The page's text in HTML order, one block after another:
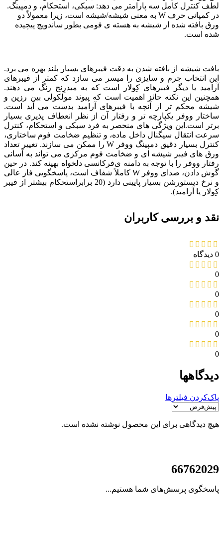
لطف كنترل كامل سه پارامتر مى دهد: سبكى، استحكام، و دمپينگ.
در كمپانى حرف W به معنى شيشه/شيشه است، زيرا معمولاً دو
ورق بافته شده از شيشه به هسته ى فومى بطور ساندويچ پيچيده
شده است.
بافت شيشه از بافته شدن به دقت فيبرهاى بسيار بلند بهره مى برد.
اين انتخاب جرم و سايزى را ميسر مى سازد كه كمتر از فيبرهاى
آراميد يا ديگر فيبرهاى كِولار است كه به ميدرِنج رنگ مى دهند.
همچنين اين نكته حائز اهميت است كه پيوند مولكولى بين رزين و
شيشه محكم تر از آنچه با فيبرهاى آراميد بدست مى آيد است.
ساختار ووفر يكپارچه تر و رفتار آن از نظر انعطاف پذيرى بسيار
برتر است.اين ويژگى هاى منحصر به فرد سبكى و استحكام، كنترل
سرعت انتقال سيگنال داخل ماده، و تنظيم ضخامت فوم ساختارى،
كنترل بسيار دقيق دمپينگ ووفر W را ممكن مى سازند. تغيير تعداد
ورق هاى فيبر شيشه اى و ضخامت فوم مركزى مى تواند به آسانى
رفتار ووفر را با توجه به دامنه ى‌فركانسى دلخواه بهينه كند. در حين
گوش دادن، صداى ووفر W كاملاً شفاف است، پاسخگويى فاز عالى
و نرخ ديستورشن بسيار پايينى دارد (20 برابراستحكام بيشتر از فيبر
كِولار يا آراميد).
نقد و بررسی کاربران
0 دیدگاه
0
0
0
0
0
دیدگاهها
پاک‌کردن فیلترها
هیچ دیدگاهی برای این محصول نوشته نشده است.
66762029
پاسخگوی پرسش‌های شما هستیم...